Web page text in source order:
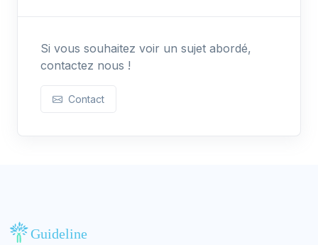
Si vous souhaitez voir un sujet abordé,
contactez nous !
Contact